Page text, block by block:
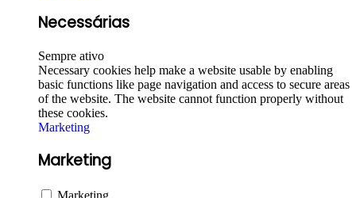
Necessárias
Sempre ativo
Necessary cookies help make a website usable by enabling
basic functions like page navigation and access to secure areas
of the website. The website cannot function properly without
these cookies.
Marketing
Marketing
Marketing